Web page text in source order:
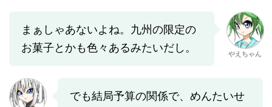
まぁしゃあないよね。九州の限定の
お菓子とかも色々あるみたいだし。
やえちゃん
でも結局予算の関係で、めんたいせ